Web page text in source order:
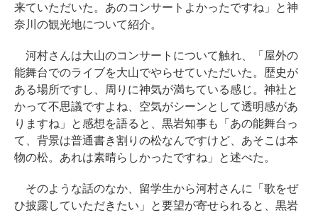
来ていただいた。あのコンサートよかったですね」と神
奈川の観光地について紹介。
河村さんは大山のコンサートについて触れ、「屋外の
能舞台でのライブを大山でやらせていただいた。歴史が
ある場所ですし、周りに神気が満ちている感じ。神社と
かって不思議ですよね、空気がシーンとして透明感があ
りますね」と感想を語ると、黒岩知事も「あの能舞台っ
て、背景は普通書き割りの松なんですけど、あそこは本
物の松。あれは素晴らしかったですね」と述べた。
そのような話のなか、留学生から河村さんに「歌をぜ
ひ披露していただきたい」と要望が寄せられると、黒岩